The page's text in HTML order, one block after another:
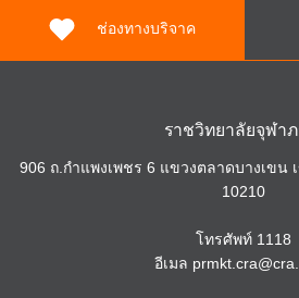
ช่องทางบริจาค
ราชวิทยาลัยจุฬา
906 ถ.กำแพงเพชร 6 แขวงตลาดบางเขน
10210
โทรศัพท์ 1118
อีเมล